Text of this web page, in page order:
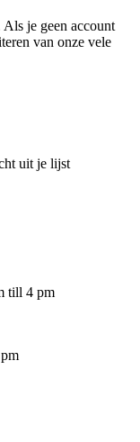
je geen account
van onze vele
uit je lijst
till 4 pm